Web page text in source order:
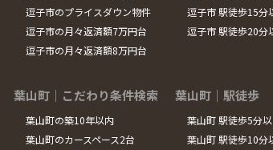
逗子市のプライスダウン物件
逗子市の月々返済額7万円台
逗子市の月々返済額8万円台
逗子市 駅徒歩15分
逗子市 駅徒歩20分
葉山町｜こだわり条件検索
葉山町の築10年以内
葉山町のカースペース2台
葉山町｜駅徒歩
葉山町 駅徒歩5分
葉山町 駅徒歩10分